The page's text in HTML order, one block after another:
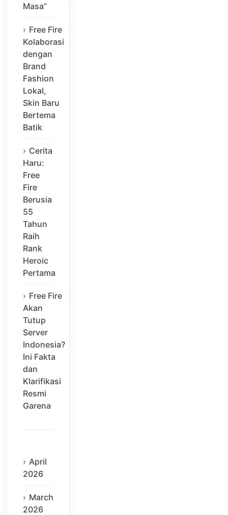
Masa”
Free Fire
Kolaborasi
dengan
Brand
Fashion
Lokal,
Skin Baru
Bertema
Batik
Cerita
Haru:
Free
Fire
Berusia
55
Tahun
Raih
Rank
Heroic
Pertama
Free Fire
Akan
Tutup
Server
Indonesia?
Ini Fakta
dan
Klarifikasi
Resmi
Garena
April
2026
March
2026